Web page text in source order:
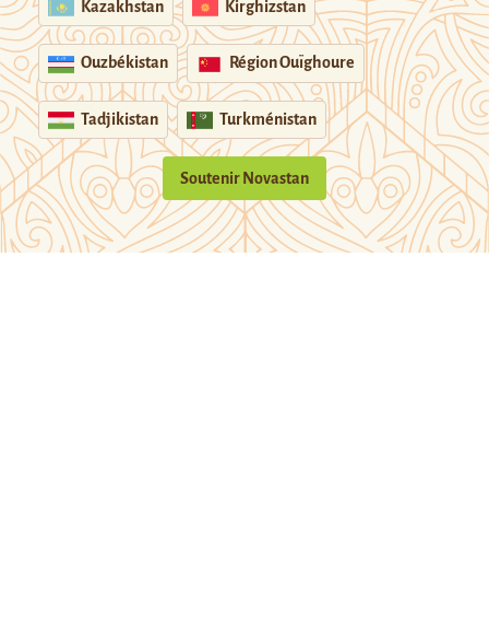
Kazakhstan Kirghizstan
Ouzbékistan Région Ouïghoure
Tadjikistan Turkménistan
Soutenir Novastan